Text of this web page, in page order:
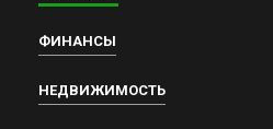
ФИНАНСЫ
НЕДВИЖИМОСТЬ